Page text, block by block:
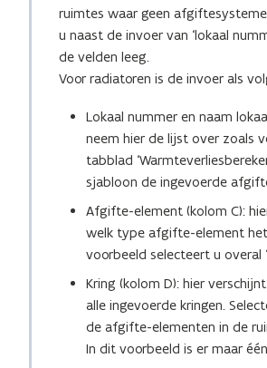
ruimtes waar geen
u naast de invoer van ‘lokaal
de velden leeg.
Voor radiatoren is de invoer als
Lokaal nummer en naam
neem hier de lijst over zoals
tabblad
sjabloon de ingevoerde
Afgifte-element (kolom C):
welk type afgifte-element
voorbeeld selecteert u overal
Kring (kolom D): hier
alle ingevoerde kringen.
de afgifte-elementen in de
In dit voorbeeld is er maar één